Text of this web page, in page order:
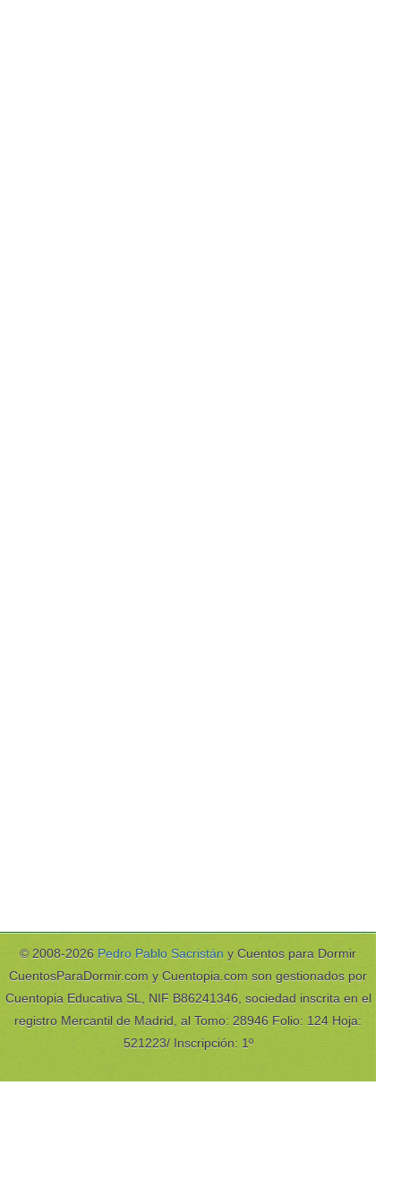
© 2008-2026 Pedro Pablo Sacristán y Cuentos para Dormir
CuentosParaDormir.com y Cuentopia.com son gestionados por
Cuentopia Educativa SL, NIF B86241346, sociedad inscrita en el
registro Mercantil de Madrid, al Tomo: 28946 Folio: 124 Hoja:
521223/ Inscripción: 1º